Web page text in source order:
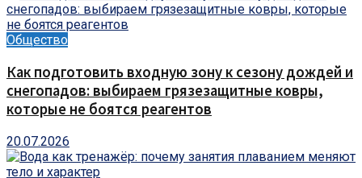
Общество
Как подготовить входную зону к сезону дождей и
снегопадов: выбираем грязезащитные ковры,
которые не боятся реагентов
20.07.2026